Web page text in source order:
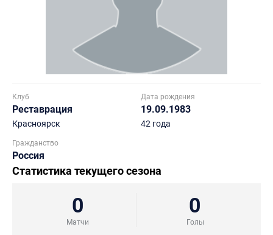
Клуб
Реставрация
Красноярск
Дата рождения
19.09.1983
42 года
Гражданство
Россия
Статистика текущего сезона
0
Матчи
0
Голы